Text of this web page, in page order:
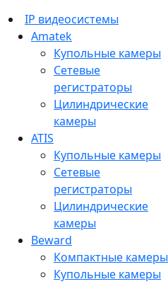
IP видеосистемы
Amatek
Купольные камеры
Сетевые
регистраторы
Цилиндрические
камеры
ATIS
Купольные камеры
Сетевые
регистраторы
Цилиндрические
камеры
Beward
Компактные камеры
Купольные камеры